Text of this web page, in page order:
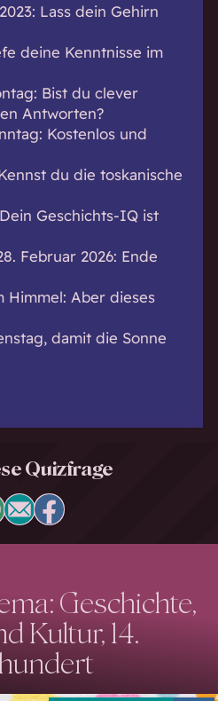
Lass dein Gehirn
deine Kenntnisse im
Bist du clever
Antworten?
Kostenlos und
du die toskanische
Geschichts-IQ ist
Februar 2026: Ende
Himmel: Aber dieses
damit die Sonne
Quizfrage
Geschichte,
Kultur, 14.